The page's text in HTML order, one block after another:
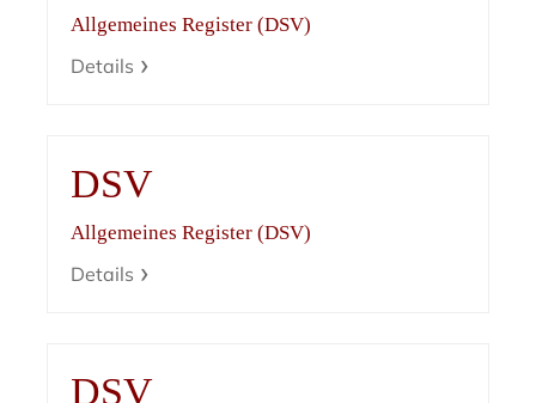
Allgemeines Register (DSV)
Details
DSV
Allgemeines Register (DSV)
Details
DSV